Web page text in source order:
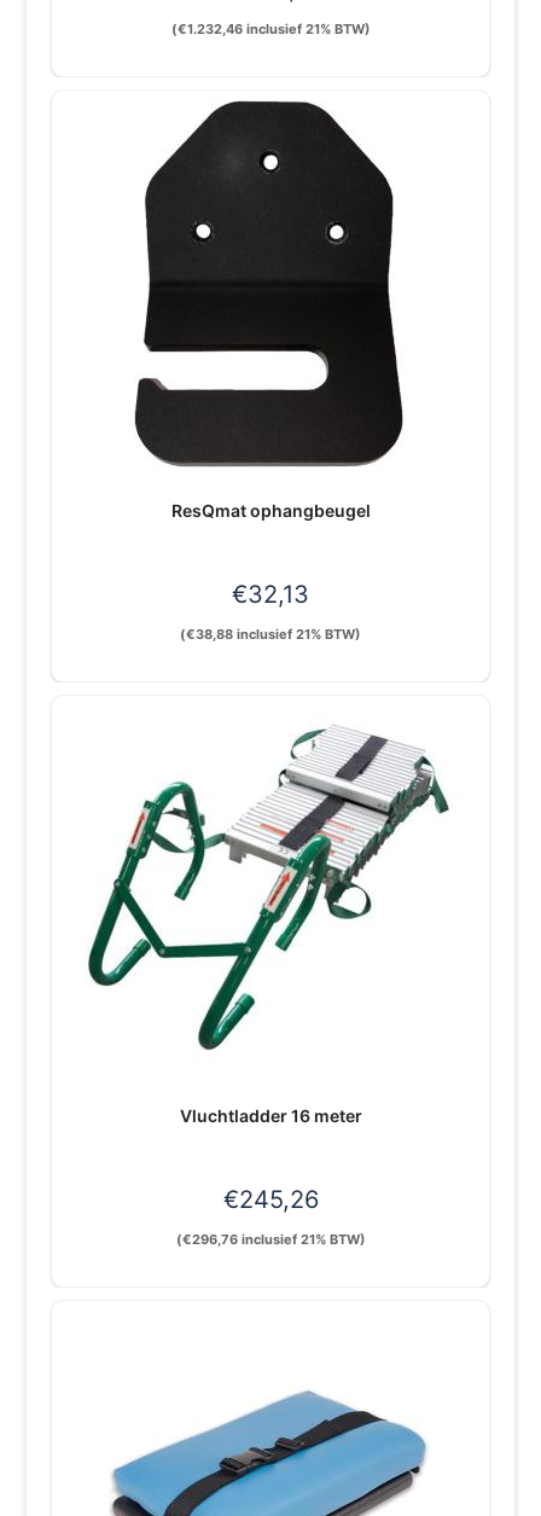
(€1.232,46inclusief 21% BTW)
ResQmat ophangbeugel
€32,13
(€38,88 inclusief 21% BTW)
Vluchtladder 16 meter
€245,26
(€296,76inclusief 21% BTW)